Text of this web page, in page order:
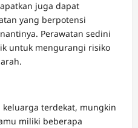
juga dapat
yang berpotensi
Perawatan sedini
untuk mengurangi risiko
terdekat, mungkin
miliki beberapa